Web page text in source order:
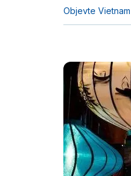
Objevte Vietnam